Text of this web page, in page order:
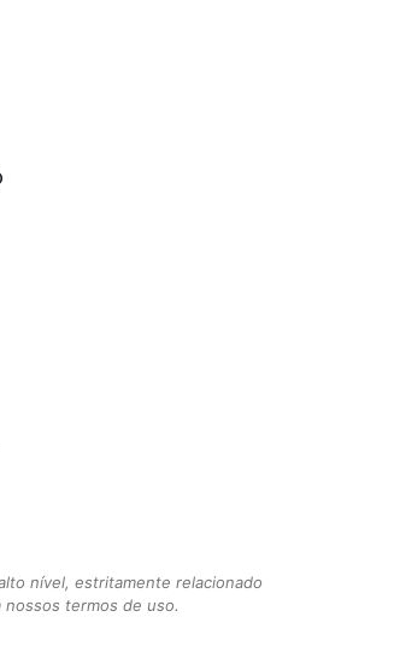
nível, estritamente relacionado
termos de uso.